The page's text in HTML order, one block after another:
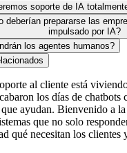
soporte de IA
deberían prepararse las
impulsado por IA?
los agentes humanos?
al cliente está
los días de chatbots
ayudan. Bienvenido a la
que no solo
qué necesitan los clientes